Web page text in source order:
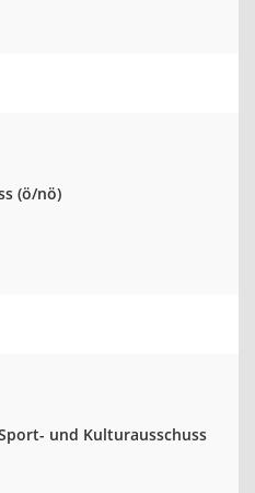
(ö/nö)
und Kulturausschuss